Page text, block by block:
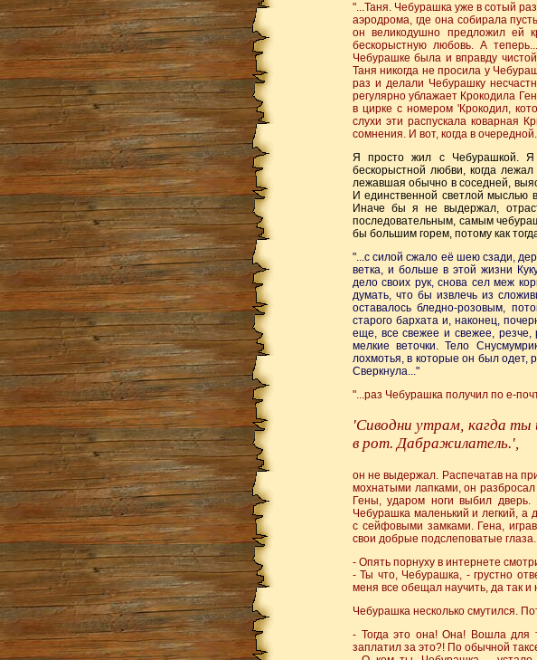
"...Таня. Чебурашка уже в сотый
аэродрома, где она собирала
он великодушно предложил ей
бескорыстную любовь. А
Чебурашке была и вправду
Таня никогда не просила у
раз и делали Чебурашку
регулярно ублажает Крокодила
в цирке с номером 'Крокодил,
слухи эти распускала коварная
сомнения. И вот, когда в
Я просто жил с Чебурашкой. Я
бескорыстной любви, когда
лежавшая обычно в соседней,
И единственной светлой мыслью
Иначе бы я не выдержал,
последовательным, самым
бы большим горем, потому как
"...с силой сжало её шею сзади,
ветка, и больше в этой жизни
дело своих рук, снова сел меж
думать, что бы извлечь из
оставалось бледно-розовым,
старого бархата и, наконец,
еще, все свежее и свежее, резче,
мелкие веточки. Тело
лохмотья, в которые он был одет,
Сверкнула..."
"...раз Чебурашка получил по е-
'Сиводни утрам, кагда ты
в рот. Дабражилатель.',
он не выдержал. Распечатав на
мохнатыми лапками, он разбросал
Гены, ударом ноги выбил дверь.
Чебурашка маленький и легкий, а
с сейфовыми замками. Гена,
свои добрые подслеповатые
- Опять порнуху в интернете
- Ты что, Чебурашка, - грустно
меня все обещал научить, да так и
Чебурашка несколько смутился.
- Тогда это она! Она! Вошла для
заплатил за это?! По обычной